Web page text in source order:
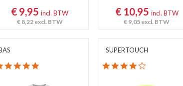
€ 9,95incl. BTW
€ 8,22 excl. BTW
€ 10,95 incl. BTW
€ 9,05 excl. BTW
SUPERTOUCH